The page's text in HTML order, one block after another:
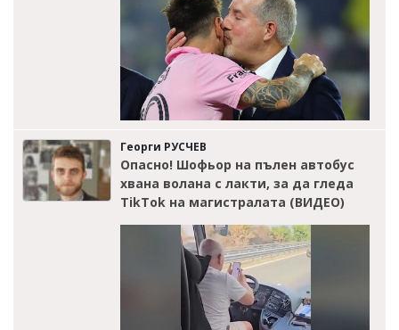
Георги РУСЧЕВ
Опасно! Шофьор на пълен автобус
хвана волана с лакти, за да гледа
TikTok на магистралата (ВИДЕО)